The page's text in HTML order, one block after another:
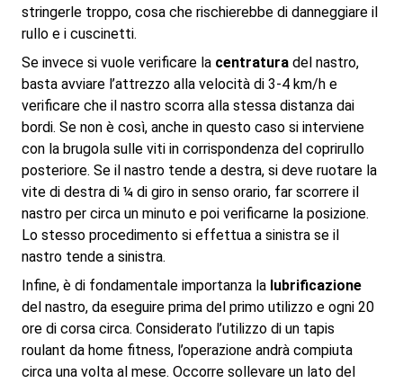
stringerle troppo, cosa che rischierebbe di danneggiare il
rullo e i cuscinetti.
Se invece si vuole verificare la centratura del nastro,
basta avviare l’attrezzo alla velocità di 3-4 km/h e
verificare che il nastro scorra alla stessa distanza dai
bordi. Se non è così, anche in questo caso si interviene
con la brugola sulle viti in corrispondenza del coprirullo
posteriore. Se il nastro tende a destra, si deve ruotare la
vite di destra di ¼ di giro in senso orario, far scorrere il
nastro per circa un minuto e poi verificarne la posizione.
Lo stesso procedimento si effettua a sinistra se il
nastro tende a sinistra.
Infine, è di fondamentale importanza la lubrificazione
del nastro, da eseguire prima del primo utilizzo e ogni 20
ore di corsa circa. Considerato l’utilizzo di un tapis
roulant da home fitness, l’operazione andrà compiuta
circa una volta al mese. Occorre sollevare un lato del